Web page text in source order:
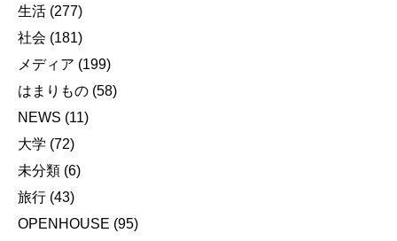
生活 (277)
社会 (181)
メディア (199)
はまりもの (58)
NEWS (11)
大学 (72)
未分類 (6)
旅行 (43)
OPENHOUSE (95)